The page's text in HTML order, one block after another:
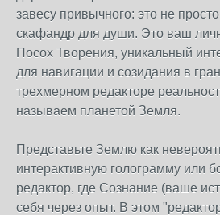
завесу привычного: это не
скафандр для души. Это ваш
Посох Творения, уникальный
для навигации и созидания в
трехмерном редакторе
называем планетой Земля.
Представьте Землю как
интерактивную голограмму или
редактор, где Сознание (ваше
себя через опыт. В этом